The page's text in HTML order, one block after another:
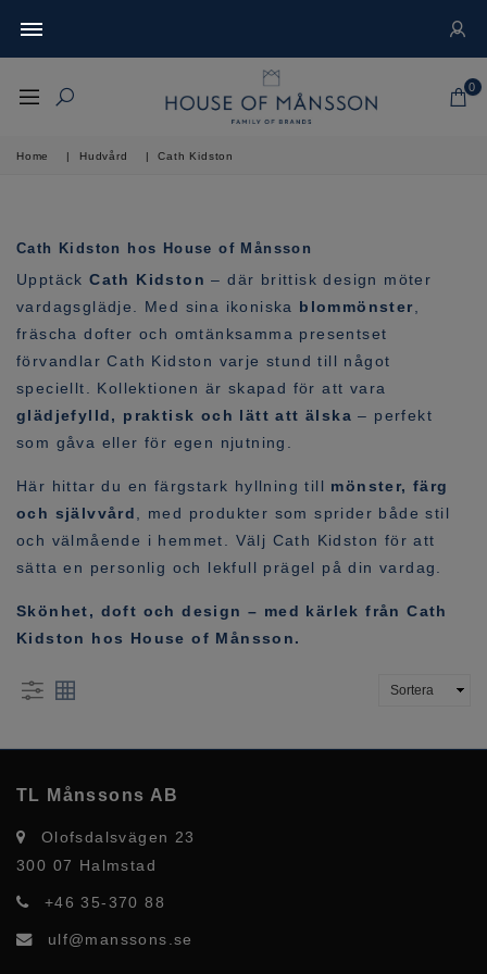
0
Home | Hudvård | Cath Kidston
Cath Kidston hos House of Månsson
UpptäckCath Kidston – där brittisk design möter
vardagsglädje. Med sina ikoniska blommönster
fräscha dofter och omtänksamma presentset
förvandlar Cath Kidston varje stund till något
speciellt. Kollektionen är skapad för att vara
glädjefylld, praktisk och lätt att älska – perfekt
som gåva eller för egen njutning.
Här hittar du en färgstark hyllning till mönster, färg
och självvård
, med produkter som sprider både stil
och välmående i hemmet. Välj Cath Kidston för att
sätta en personlig och lekfull prägel på din vardag.
Skönhet, doft och design – med kärlek från Cath
Kidston hos House of Månsson.
TL Månssons AB
Olofsdalsvägen 23
300 07 Halmstad
+46 35-370 88
ulf@manssons.se